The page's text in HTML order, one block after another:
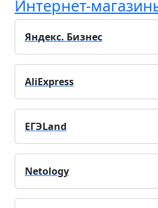
Интернет-
Яндекс. Бизнес
AliExpress
ЕГЭLand
Netology